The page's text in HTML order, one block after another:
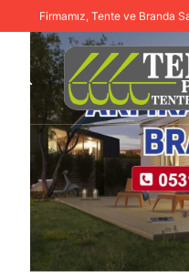
Firmamız, Tente ve Branda